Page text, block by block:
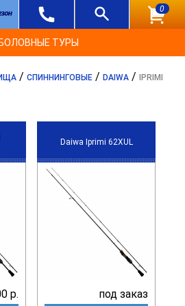
0
ТУРЫ
/ СПИННИНГОВЫЕ / DAIWA / IPRIMI
р.
Daiwa Iprimi 62XUL
под заказ